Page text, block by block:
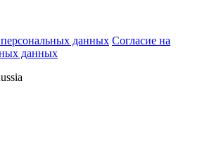
данных Согласие на
данных